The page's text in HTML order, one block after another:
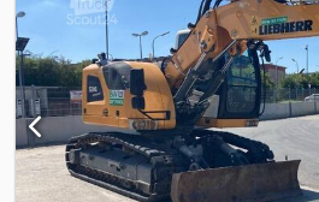
kaldırma silindiri; Boru hattı
silindiri; 2,65 m uzunluğunda kepçe
paket; LEICA ön hazırlığı; Çekiç,
sistem; Hızlı değiştirme sistemi
kazma kepçesi ve 1 adet hendek
bulunmaktadır. = Ek Bilgiler = Seri
koşulları: EXW Chsdpfszq Dpnex Ap Isa
bilgi için Frank Beck ile iletişime geçin.